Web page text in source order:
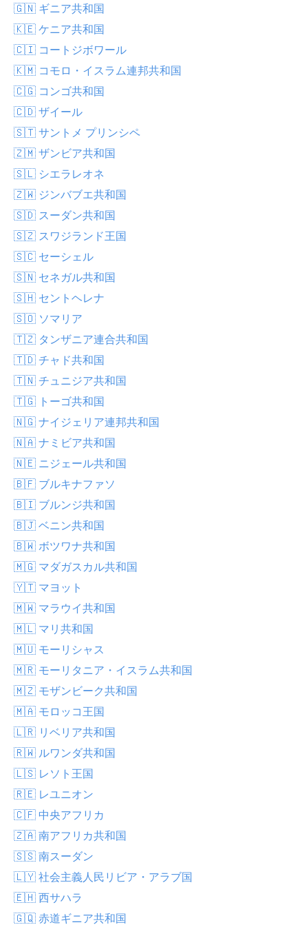
🇬🇳 ギニア共和国
🇰🇪 ケニア共和国
🇨🇮 コートジボワール
🇰🇲 コモロ・イスラム連邦共和国
🇨🇬 コンゴ共和国
🇨🇩 ザイール
🇸🇹 サントメ プリンシペ
🇿🇲 ザンビア共和国
🇸🇱 シエラレオネ
🇿🇼 ジンバブエ共和国
🇸🇩 スーダン共和国
🇸🇿 スワジランド王国
🇸🇨 セーシェル
🇸🇳 セネガル共和国
🇸🇭 セントヘレナ
🇸🇴 ソマリア
🇹🇿 タンザニア連合共和国
🇹🇩 チャド共和国
🇹🇳 チュニジア共和国
🇹🇬 トーゴ共和国
🇳🇬 ナイジェリア連邦共和国
🇳🇦 ナミビア共和国
🇳🇪 ニジェール共和国
🇧🇫 ブルキナファソ
🇧🇮 ブルンジ共和国
🇧🇯 ベニン共和国
🇧🇼 ボツワナ共和国
🇲🇬 マダガスカル共和国
🇾🇹 マヨット
🇲🇼 マラウイ共和国
🇲🇱 マリ共和国
🇲🇺 モーリシャス
🇲🇷 モーリタニア・イスラム共和国
🇲🇿 モザンビーク共和国
🇲🇦 モロッコ王国
🇱🇷 リベリア共和国
🇷🇼 ルワンダ共和国
🇱🇸 レソト王国
🇷🇪 レユニオン
🇨🇫 中央アフリカ
🇿🇦 南アフリカ共和国
🇸🇸 南スーダン
🇱🇾 社会主義人民リビア・アラブ国
🇪🇭 西サハラ
🇬🇶 赤道ギニア共和国